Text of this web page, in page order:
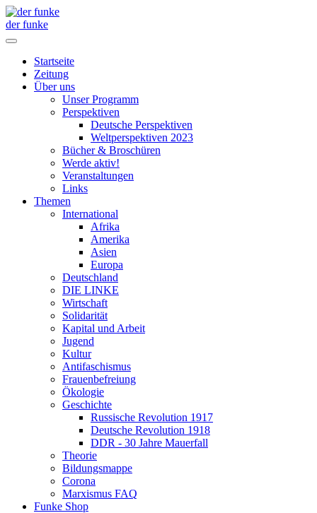
der funke
Startseite
Zeitung
Über uns
Unser Programm
Perspektiven
Deutsche Perspektiven
Weltperspektiven 2023
Bücher & Broschüren
Werde aktiv!
Veranstaltungen
Links
Themen
International
Afrika
Amerika
Asien
Europa
Deutschland
DIE LINKE
Wirtschaft
Solidarität
Kapital und Arbeit
Jugend
Kultur
Antifaschismus
Frauenbefreiung
Ökologie
Geschichte
Russische Revolution 1917
Deutsche Revolution 1918
DDR - 30 Jahre Mauerfall
Theorie
Bildungsmappe
Corona
Marxismus FAQ
Funke Shop